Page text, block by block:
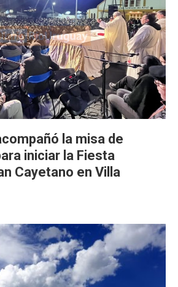
la misa de
iniciar la Fiesta
Cayetano en Villa